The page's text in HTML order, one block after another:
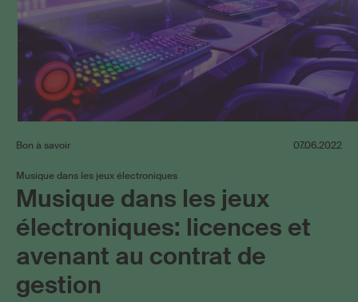
Bon à savoir 07.06.2022
Musique dans les jeux électroniques
Musique dans les jeux
électroniques: licences et
avenant au contrat de
gestion